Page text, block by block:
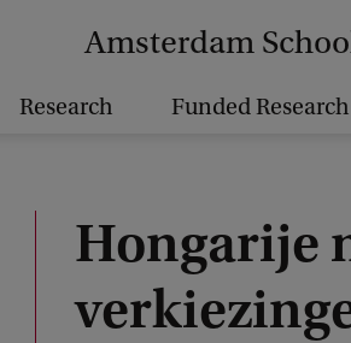
Amsterdam
Research Funded
Hongarije